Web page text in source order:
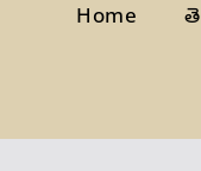
Home